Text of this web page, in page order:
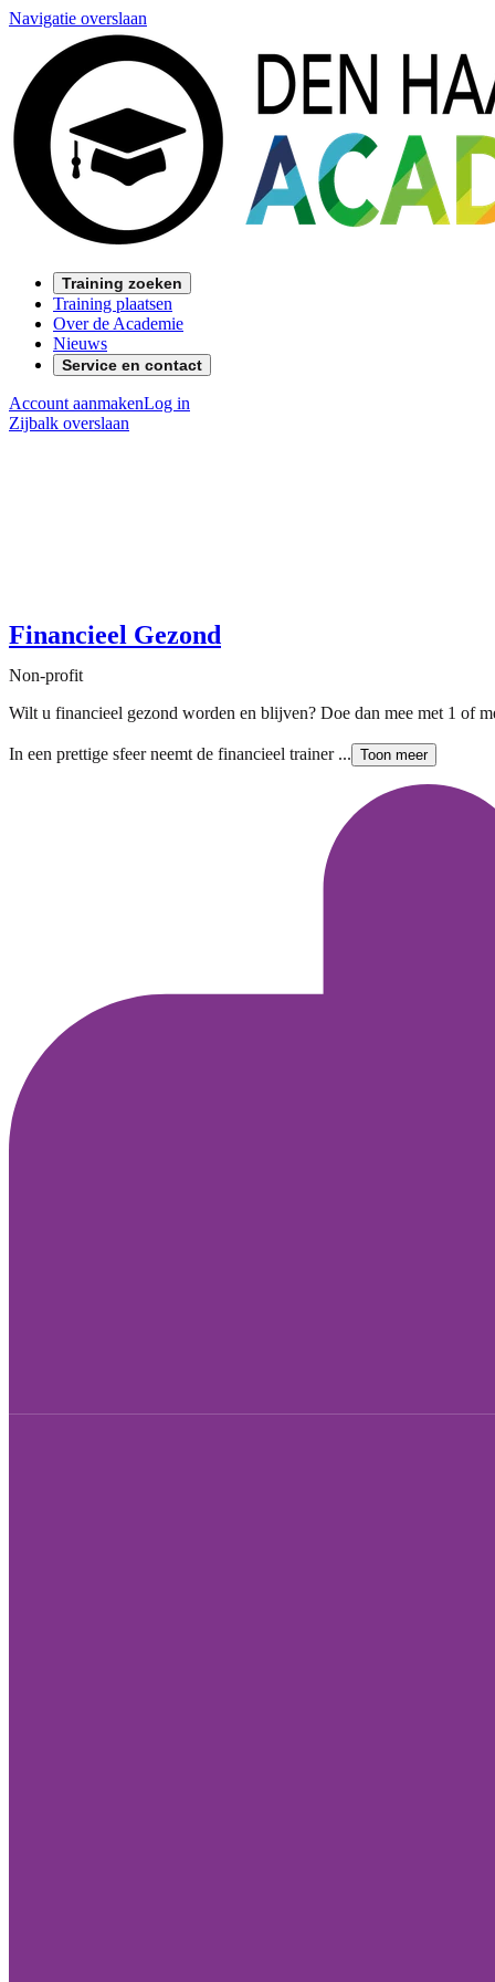
Navigatie overslaan
Training zoeken
Training plaatsen
Over de Academie
Nieuws
Service en contact
Account aanmakenLog in
Zijbalk overslaan
Financieel Gezond
Non-profit
Wilt u financieel gezond worden en blijven? Doe dan mee met 1 of
In een prettige sfeer neemt de financieel trainer ... Toon meer